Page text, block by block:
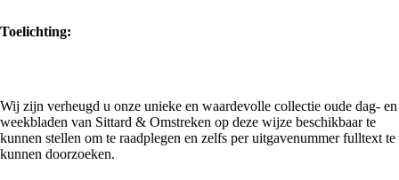
Toelichting:
Wij zijn verheugd u onze unieke en waardevolle collectie oude dag- en
weekbladen van Sittard & Omstreken op deze wijze beschikbaar te
kunnen stellen om te raadplegen en zelfs per uitgavenummer fulltext te
kunnen doorzoeken.